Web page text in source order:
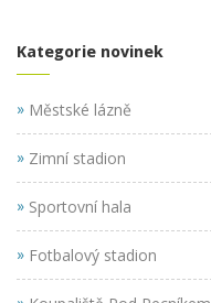
Kategorie novinek
» Městské lázně
» Zimní stadion
» Sportovní hala
» Fotbalový stadion